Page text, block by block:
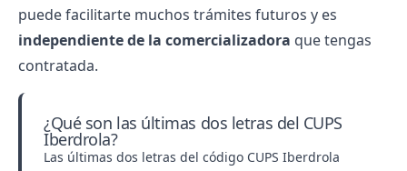
puede facilitarte muchos trámites futuros y es
independiente de la comercializadora que tengas
contratada.
¿Qué son las últimas dos letras del CUPS
Iberdrola?
Las últimas dos letras del código CUPS Iberdrola